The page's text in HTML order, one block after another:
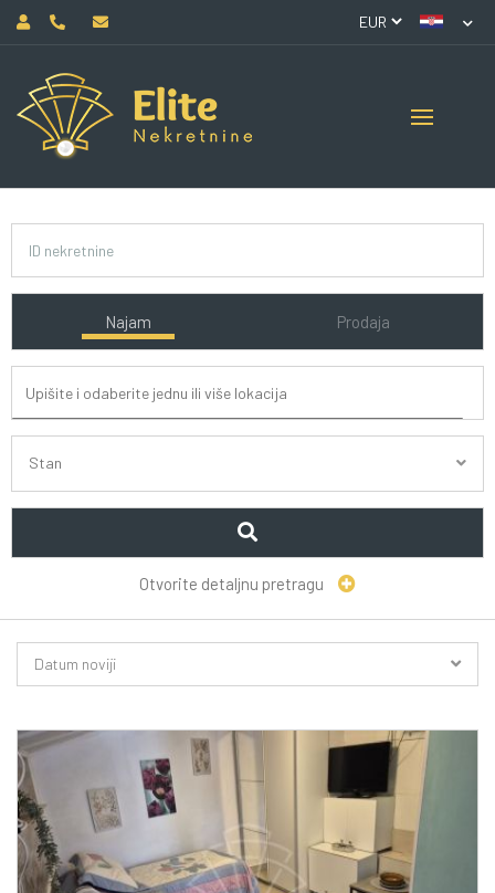
Najam Prodaja
Stan
Otvorite detaljnu pretragu
Datum noviji